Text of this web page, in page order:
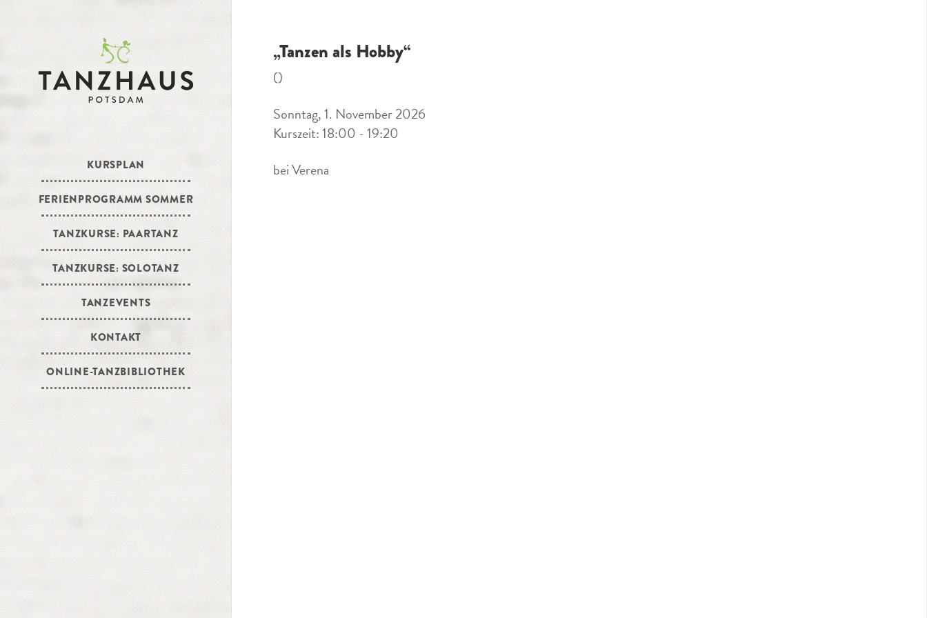
KURSPLAN
FERIENPROGRAMM SOMMER
TANZKURSE: PAARTANZ
TANZKURSE: SOLOTANZ
TANZEVENTS
KONTAKT
ONLINE-TANZBIBLIOTHEK
„Tanzen als Hobby“
()
Sonntag, 1. November 2026
Kurszeit: 18:00 - 19:20
bei Verena